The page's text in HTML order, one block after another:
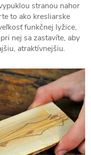
stranou nahor
to ako kresliarske
funkčnej lyžice,
nej sa zastavíte, aby
atraktívnejšiu.